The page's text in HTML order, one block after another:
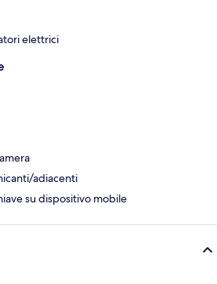
elettrici
adiacenti
su dispositivo mobile